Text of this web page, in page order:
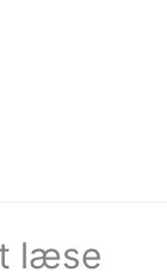
læse